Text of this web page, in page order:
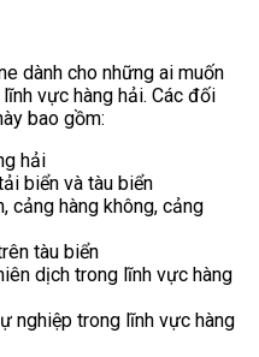
dành cho những ai muốn
vực hàng hải. Các đối
bao gồm:
hải
biển và tàu biển
cảng hàng không, cảng
tàu biển
dịch trong lĩnh vực hàng
nghiệp trong lĩnh vực hàng